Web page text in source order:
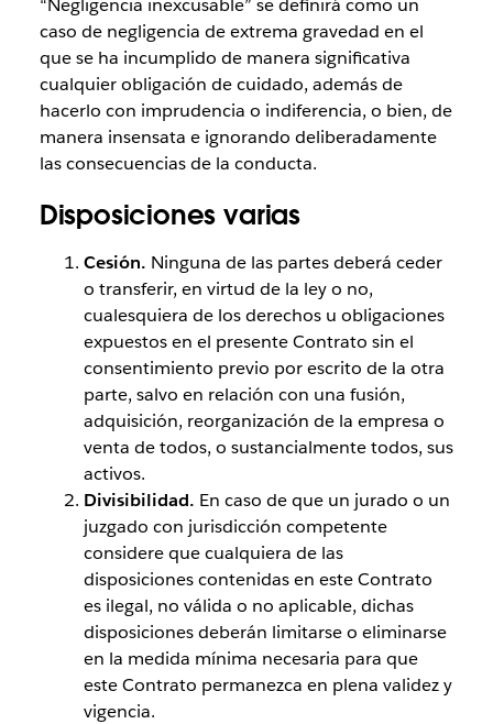
caso de negligencia de extrema gravedad en el
que se ha incumplido de manera significativa
cualquier obligación de cuidado, además de
hacerlo con imprudencia o indiferencia, o bien, de
manera insensata e ignorando deliberadamente
las consecuencias de la conducta.
Disposiciones varias
Cesión. Ninguna de las partes deberá ceder
o transferir, en virtud de la ley o no,
cualesquiera de los derechos u obligaciones
expuestos en el presente Contrato sin el
consentimiento previo por escrito de la otra
parte, salvo en relación con una fusión,
adquisición, reorganización de la empresa o
venta de todos, o sustancialmente todos, sus
activos.
Divisibilidad. En caso de que un jurado o un
juzgado con jurisdicción competente
considere que cualquiera de las
disposiciones contenidas en este Contrato
es ilegal, no válida o no aplicable, dichas
disposiciones deberán limitarse o eliminarse
en la medida mínima necesaria para que
este Contrato permanezca en plena validez y
vigencia.